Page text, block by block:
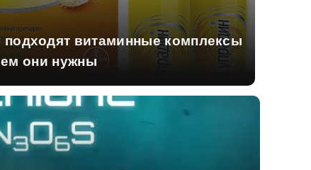
подходят витаминные комплексы
они нужны